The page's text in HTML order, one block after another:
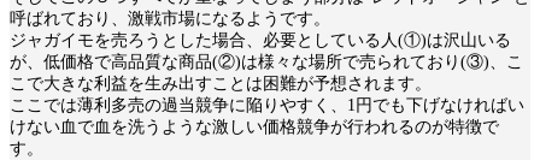
呼ばれており、激戦市場になるようです。
ジャガイモを売ろうとした場合、必要としている人(①)は沢山いる
が、低価格で高品質な商品(②)は様々な場所で売られており(③)、こ
こで大きな利益を生み出すことは困難が予想されます。
ここでは薄利多売の過当競争に陥りやすく、1円でも下げなければい
けない血で血を洗うような激しい価格競争が行われるのが特徴で
す。